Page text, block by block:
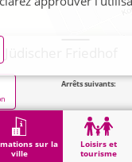
sur la
ville
Loisirs et
tourisme
Friedhof
Arrêts suivants:
la ville Eschweiler,